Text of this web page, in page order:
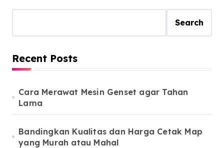
Search
Recent Posts
Cara Merawat Mesin Genset agar Tahan
Lama
Bandingkan Kualitas dan Harga Cetak Map
yang Murah atau Mahal